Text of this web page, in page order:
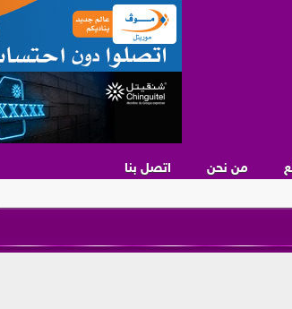
من نحن اتصل بنا